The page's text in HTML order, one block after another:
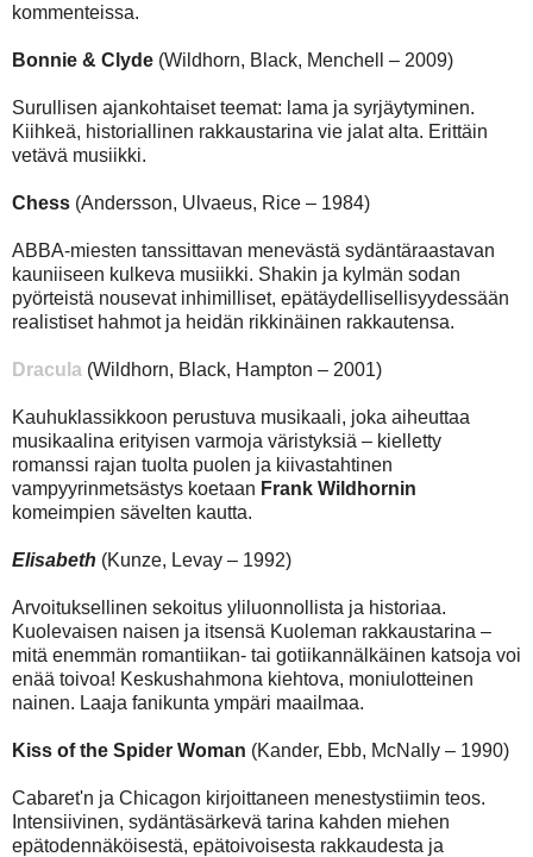
kommenteissa.
Bonnie & Clyde (Wildhorn, Black, Menchell – 2009)
Surullisen ajankohtaiset teemat: lama ja syrjäytyminen.
Kiihkeä, historiallinen rakkaustarina vie jalat alta. Erittäin
vetävä musiikki.
Chess (Andersson, Ulvaeus, Rice – 1984)
ABBA-miesten tanssittavan menevästä sydäntäraastavan
kauniiseen kulkeva musiikki. Shakin ja kylmän sodan
pyörteistä nousevat inhimilliset, epätäydellisellisyydessään
realistiset hahmot ja heidän rikkinäinen rakkautensa.
Dracula (Wildhorn, Black, Hampton – 2001)
Kauhuklassikkoon perustuva musikaali, joka aiheuttaa
musikaalina erityisen varmoja väristyksiä – kielletty
romanssi rajan tuolta puolen ja kiivastahtinen
vampyyrinmetsästys koetaan Frank Wildhornin
komeimpien sävelten kautta.
Elisabeth (Kunze, Levay – 1992)
Arvoituksellinen sekoitus yliluonnollista ja historiaa.
Kuolevaisen naisen ja itsensä Kuoleman rakkaustarina –
mitä enemmän romantiikan- tai gotiikannälkäinen katsoja voi
enää toivoa! Keskushahmona kiehtova, moniulotteinen
nainen. Laaja fanikunta ympäri maailmaa.
Kiss of the Spider Woman (Kander, Ebb, McNally – 1990)
Cabaret'n ja Chicagon kirjoittaneen menestystiimin teos.
Intensiivinen, sydäntäsärkevä tarina kahden miehen
epätodennäköisestä, epätoivoisesta rakkaudesta ja